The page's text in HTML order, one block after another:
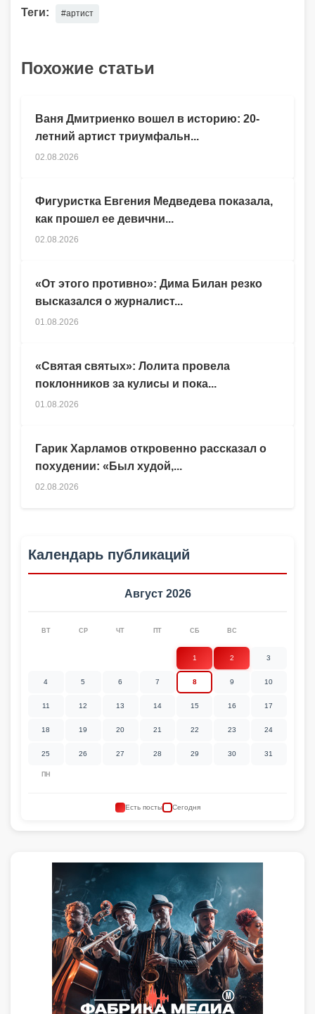
Теги: #артист
Похожие статьи
Гарик Харламов откровенно рассказал о
похудении: «Был худой,...
02.08.2026
Ваня Дмитриенко вошел в историю: 20-
летний артист триумфальн...
02.08.2026
Фигуристка Евгения Медведева показала,
как прошел ее девични...
02.08.2026
«От этого противно»: Дима Билан резко
высказался о журналист...
01.08.2026
«Святая святых»: Лолита провела
поклонников за кулисы и пока...
01.08.2026
Календарь публикаций
Август 2026
ПН
ВТ СР ЧТ ПТ СБ ВС
1 2 3
4 5 6 7 8 9 10
11 12 13 14 15 16 17
18 19 20 21 22 23 24
25 26 27 28 29 30 31
Есть посты Сегодня